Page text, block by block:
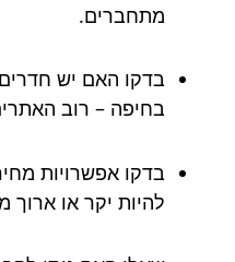
מתחברים.
בדקו האם יש
בחיפה – רוב
בדקו אפשרויות
להיות יקר או ארוך